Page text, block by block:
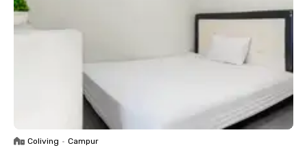
Coliving • Campur